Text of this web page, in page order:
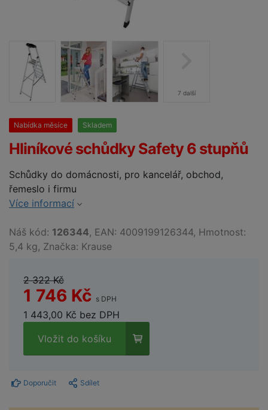
7 další
Nabídka měsíce Skladem
Hliníkové schůdky Safety 6 stupňů
Schůdky do domácnosti, pro kancelář, obchod,
řemeslo i firmu
Více informací
Náš kód: 126344, EAN: 4009199126344, Hmotnost:
5,4 kg, Značka: Krause
2 322 Kč
1 746 Kč s DPH
1 443,00 Kč bez DPH
Vložit do košíku
Doporučit Sdílet